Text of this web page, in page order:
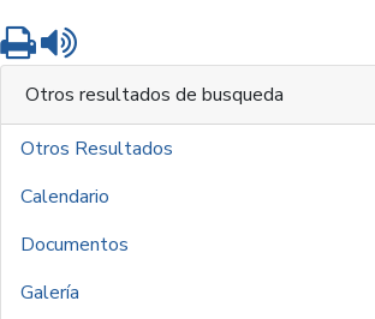
Imprimir
Otros resultados de busqueda
Otros Resultados
Calendario
Documentos
Galería